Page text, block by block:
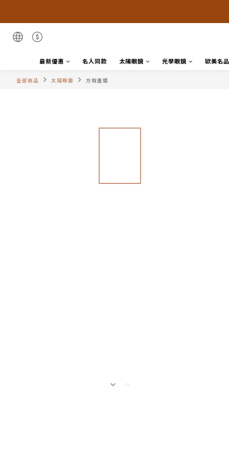
最新優惠 名人同款 太陽眼鏡 光學眼鏡 歐美名品
全部商品 太陽眼鏡 方框墨鏡